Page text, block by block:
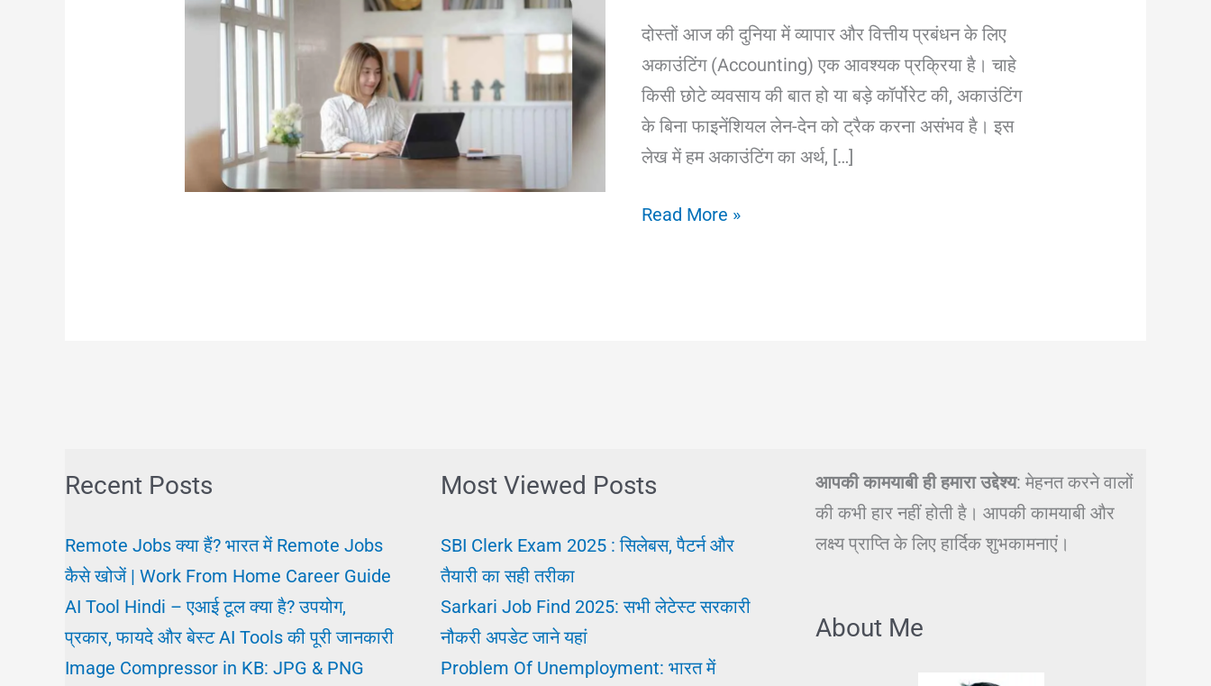
दोस्तों आज की दुनिया में व्यापार और वित्तीय प्रबंधन के लिए
अकाउंटिंग (Accounting) एक आवश्यक प्रक्रिया है। चाहे
किसी छोटे व्यवसाय की बात हो या बड़े कॉर्पोरेट की, अकाउंटिंग
के बिना फाइनेंशियल लेन-देन को ट्रैक करना असंभव है। इस
लेख में हम अकाउंटिंग का अर्थ, […]
अकाउंटिंग
Read More »
Recent Posts
Remote Jobs क्या हैं? भारत में Remote Jobs
कैसे खोजें | Work From Home Career Guide
AI Tool Hindi – एआई टूल क्या है? उपयोग,
प्रकार, फायदे और बेस्ट AI Tools की पूरी जानकारी
Image Compressor in KB: JPG & PNG
Most Viewed Posts
SBI Clerk Exam 2025 : सिलेबस, पैटर्न और
तैयारी का सही तरीका
Sarkari Job Find 2025: सभी लेटेस्ट सरकारी
नौकरी अपडेट जाने यहां
Problem Of Unemployment: भारत में
आपकी कामयाबी ही हमारा उद्देश्य: मेहनत करने वालों
की कभी हार नहीं होती है। आपकी कामयाबी और
लक्ष्य प्राप्ति के लिए हार्दिक शुभकामनाएं।
About Me